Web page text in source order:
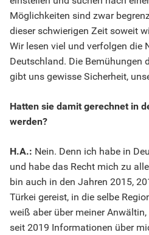
Möglichkeiten sind zwar
dieser schwierigen Zeit soweit
Wir lesen viel und verfolgen die
Deutschland. Die Bemühungen
gibt uns gewisse Sicherheit,
Hatten sie damit gerechnet in
werden?
H.A.: Nein. Denn ich habe in
und habe das Recht mich zu
bin auch in den Jahren 2015,
Türkei gereist, in die selbe
weiß aber über meiner
seit 2019 Informationen über